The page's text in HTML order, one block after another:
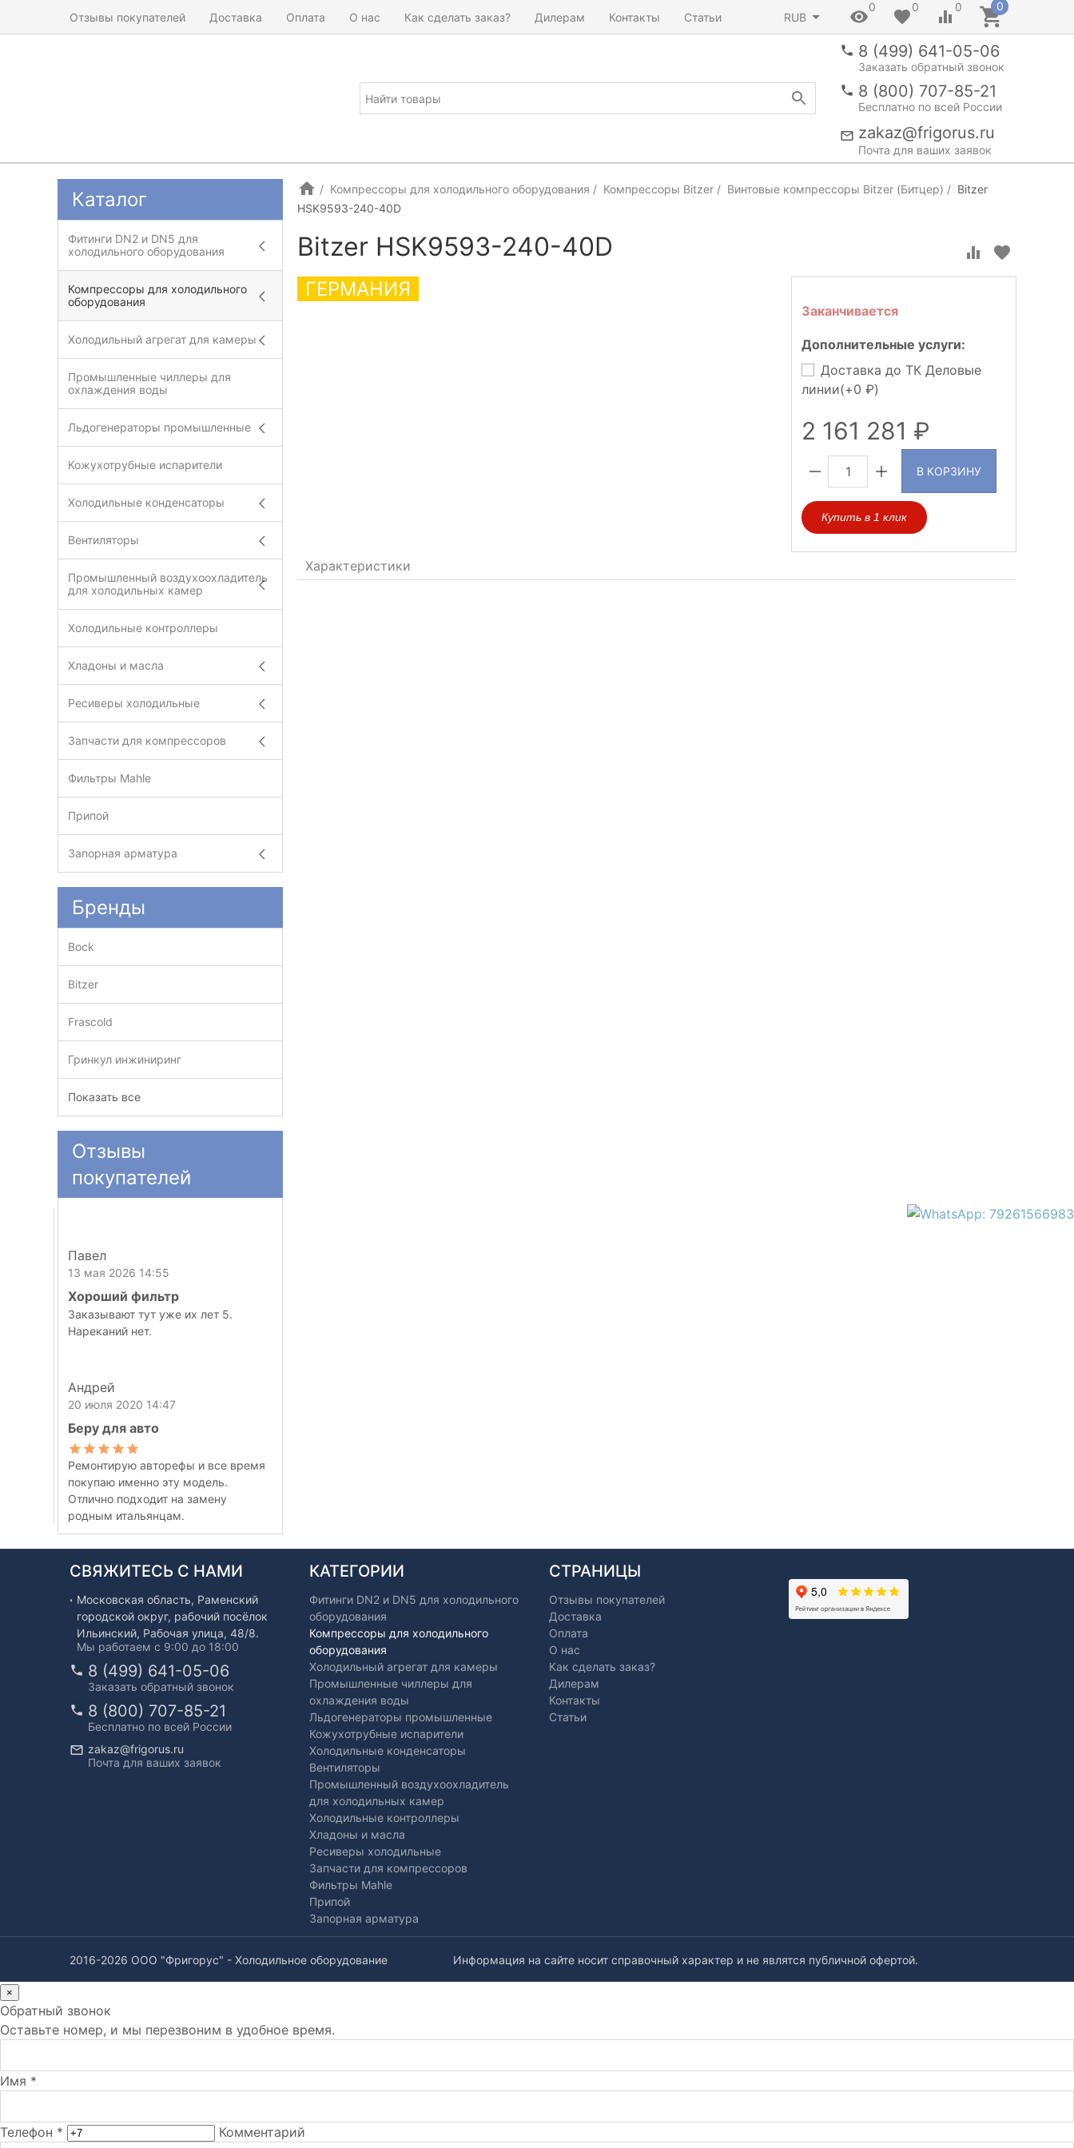
Отзывы покупателей Доставка Оплата О нас Как сделать заказ? Дилерам Контакты Статьи RUB
0 0 0 0
8 (499) 641-05-06
Заказать обратный звонок
8 (800) 707-85-21
Бесплатно по всей России
zakaz@frigorus.ru
Почта для ваших заявок
Компрессоры для холодильного оборудования Компрессоры Bitzer Винтовые компрессоры Bitzer (Битцер)
Bitzer
HSK9593-240-40D
Bitzer HSK9593-240-40D
ГЕРМАНИЯ
Заканчивается
Дополнительные услуги:
Доставка до ТК Деловые
линии(+0 )
2 161 281
В КОРЗИНУ
Купить в 1 клик
Характеристики
Каталог
Фитинги DN2 и DN5 для
холодильного оборудования
Компрессоры для холодильного
оборудования
Холодильный агрегат для камеры
Промышленные чиллеры для
охлаждения воды
Льдогенераторы промышленные
Кожухотрубные испарители
Холодильные конденсаторы
Вентиляторы
Промышленный воздухоохладитель
для холодильных камер
Холодильные контроллеры
Хладоны и масла
Ресиверы холодильные
Запчасти для компрессоров
Фильтры Mahle
Припой
Запорная арматура
Бренды
Bock
Bitzer
Frascold
Гринкул инжиниринг
Показать все
Отзывы
покупателей
Павел
13 мая 2026 14:55
Хороший фильтр
Заказывают тут уже их лет 5.
Нареканий нет.
Андрей
20 июля 2020 14:47
Беру для авто
Ремонтирую авторефы и все время
покупаю именно эту модель.
Отлично подходит на замену
родным итальянцам.
СВЯЖИТЕСЬ С НАМИ
Московская область, Раменский
городской округ, рабочий посёлок
Ильинский, Рабочая улица, 48/8.
Мы работаем с 9:00 до 18:00
8 (499) 641-05-06
Заказать обратный звонок
8 (800) 707-85-21
Бесплатно по всей России
zakaz@frigorus.ru
Почта для ваших заявок
КАТЕГОРИИ
Фитинги DN2 и DN5 для холодильного
оборудования
Компрессоры для холодильного
оборудования
Холодильный агрегат для камеры
Промышленные чиллеры для
охлаждения воды
Льдогенераторы промышленные
Кожухотрубные испарители
Холодильные конденсаторы
Вентиляторы
Промышленный воздухоохладитель
для холодильных камер
Холодильные контроллеры
Хладоны и масла
Ресиверы холодильные
Запчасти для компрессоров
Фильтры Mahle
Припой
Запорная арматура
СТРАНИЦЫ
Отзывы покупателей
Доставка
Оплата
О нас
Как сделать заказ?
Дилерам
Контакты
Статьи
2016-2026 ООО "Фригорус" - Холодильное оборудование Информация на сайте носит справочный характер и не являтся публичной офертой.
×
Обратный звонок
Оставьте номер, и мы перезвоним в удобное время.
Имя *
Телефон * Комментарий